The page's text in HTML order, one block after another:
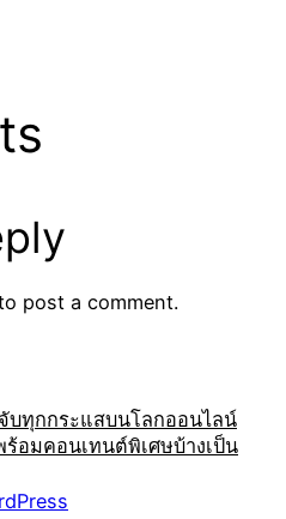
post a comment.
บทุกกระแสบนโลกออนไลน์
อมคอนเทนต์พิเศษบ้างเป็น